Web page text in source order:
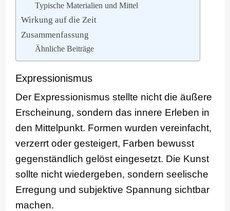
Typische Materialien und Mittel
Wirkung auf die Zeit
Zusammenfassung
Ähnliche Beiträge
Expressionismus
Der Expressionismus stellte nicht die äußere
Erscheinung, sondern das innere Erleben in
den Mittelpunkt. Formen wurden vereinfacht,
verzerrt oder gesteigert, Farben bewusst
gegenständlich gelöst eingesetzt. Die Kunst
sollte nicht wiedergeben, sondern seelische
Erregung und subjektive Spannung sichtbar
machen.